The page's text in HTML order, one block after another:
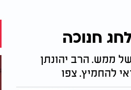
חנוכה
ממש. הרב יהונתן
להחמיץ. צפו